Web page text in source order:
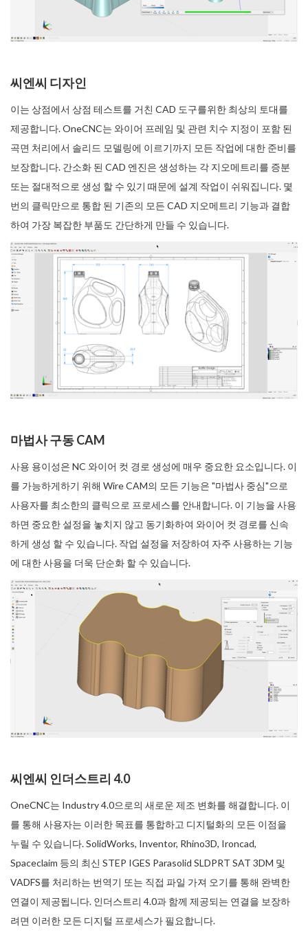
씨엔씨 디자인
이는 상점에서 상점 테스트를 거친 CAD 도구를위한 최상의 토대를
제공합니다. OneCNC는 와이어 프레임 및 관련 치수 지정이 포함 된
곡면 처리에서 솔리드 모델링에 이르기까지 모든 작업에 대한 준비를
보장합니다. 간소화 된 CAD 엔진은 생성하는 각 지오메트리를 증분
또는 절대적으로 생성 할 수 있기 때문에 설계 작업이 쉬워집니다. 몇
번의 클릭만으로 통합 된 기존의 모든 CAD 지오메트리 기능과 결합
하여 가장 복잡한 부품도 간단하게 만들 수 있습니다.
마법사 구동 CAM
사용 용이성은 NC 와이어 컷 경로 생성에 매우 중요한 요소입니다. 이
를 가능하게하기 위해 Wire CAM의 모든 기능은 "마법사 중심"으로
사용자를 최소한의 클릭으로 프로세스를 안내합니다. 이 기능을 사용
하면 중요한 설정을 놓치지 않고 동기화하여 와이어 컷 경로를 신속
하게 생성 할 수 있습니다. 작업 설정을 저장하여 자주 사용하는 기능
에 대한 사용을 더욱 단순화 할 수 있습니다.
씨엔씨 인더스트리 4.0
OneCNC는 Industry 4.0으로의 새로운 제조 변화를 해결합니다. 이
를 통해 사용자는 이러한 목표를 통합하고 디지털화의 모든 이점을
누릴 수 있습니다. SolidWorks, Inventor, Rhino3D, Ironcad,
Spaceclaim 등의 최신 STEP IGES Parasolid SLDPRT SAT 3DM 및
VADFS를 처리하는 번역기 또는 직접 파일 가져 오기를 통해 완벽한
연결이 제공됩니다. 인더스트리 4.0과 함께 제공되는 연결을 보장하
려면 이러한 모든 디지털 프로세스가 필요합니다.